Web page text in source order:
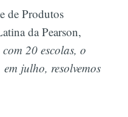
de Produtos
da Pearson,
20 escolas, o
julho, resolvemos